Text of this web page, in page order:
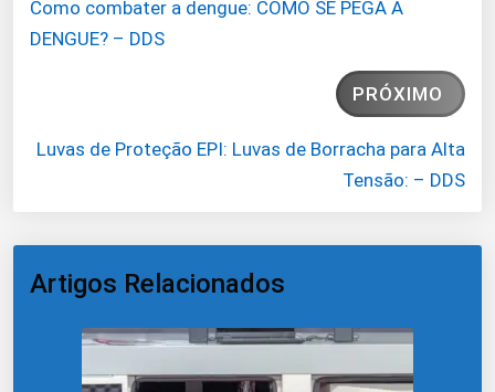
Como combater a dengue: COMO SE PEGA A
DENGUE? – DDS
PRÓXIMO
Luvas de Proteção EPI: Luvas de Borracha para Alta
Tensão: – DDS
Artigos Relacionados